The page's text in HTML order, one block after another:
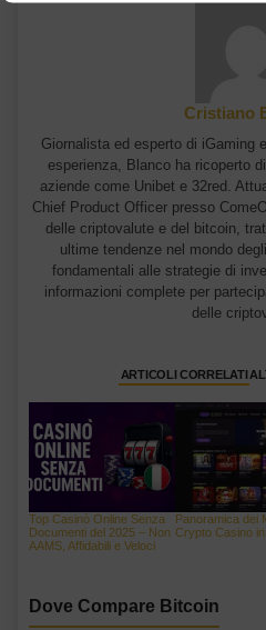
Cristiano
Giornalista ed esperto di iGaming
esperienza, Blanco ha ricoperto
aziende come Unibet e 32red.
Chief Product Officer presso
delle criptovalute e del bitcoin,
ultime tendenze nel mondo
fondamentali alle strategie di
informazioni complete per
delle
ARTICOLI CORRELATI
Top Casinò Online Senza
Documenti del 2025 – Non
AAMS, Affidabili e Veloci
Panoramica dei
Crypto Casino in
Dove Compare Bitcoin